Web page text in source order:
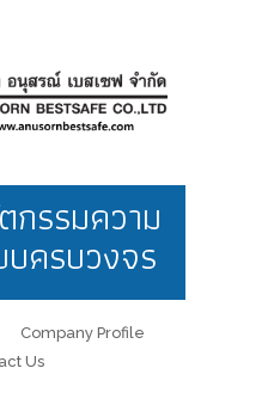
กรรมความ
ครบวงจร
Company Profile
Us